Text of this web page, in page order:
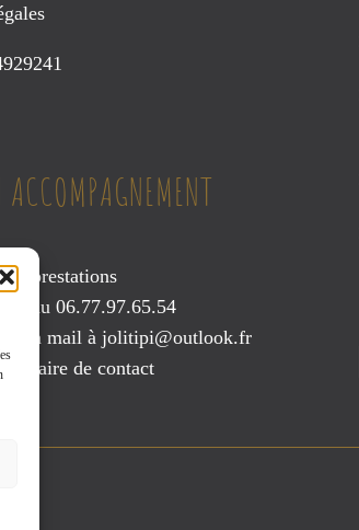
prestations
au 06.77.97.65.54
un mail à jolitipi@outlook.fr
de contact